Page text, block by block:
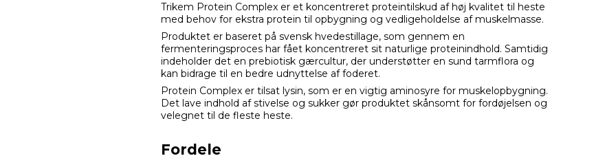
Trikem Protein Complex er et koncentreret proteintilskud af høj kvalitet til heste
med behov for ekstra protein til opbygning og vedligeholdelse af muskelmasse.
Produktet er baseret på svensk hvedestillage, som gennem en
fermenteringsproces har fået koncentreret sit naturlige proteinindhold. Samtidig
indeholder det en prebiotisk gærcultur, der understøtter en sund tarmflora og
kan bidrage til en bedre udnyttelse af foderet.
Protein Complex er tilsat lysin, som er en vigtig aminosyre for muskelopbygning.
Det lave indhold af stivelse og sukker gør produktet skånsomt for fordøjelsen og
velegnet til de fleste heste.
Fordele